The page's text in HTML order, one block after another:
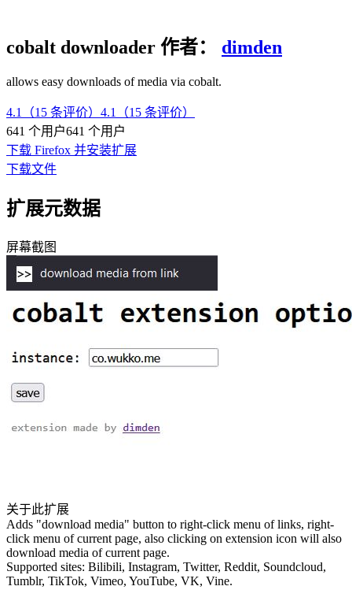
cobalt downloader 作者： dimden
allows easy downloads of media via cobalt.
4.1（15 条评价） 4.1（15 条评价）
641 个用户641 个用户
下载 Firefox 并安装扩展
下载文件
扩展元数据
屏幕截图
关于此扩展
Adds "download media" button to right-click menu of links, right-
click menu of current page, also clicking on extension icon will also
download media of current page.
Supported sites: Bilibili, Instagram, Twitter, Reddit, Soundcloud,
Tumblr, TikTok, Vimeo, YouTube, VK, Vine.